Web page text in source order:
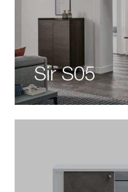
Sir S05